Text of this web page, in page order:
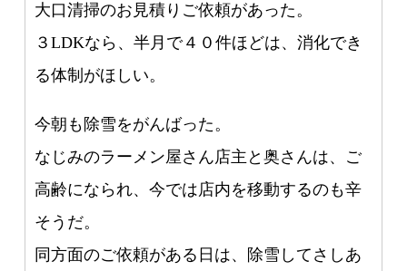
大口清掃のお見積りご依頼があった。
３LDKなら、半月で４０件ほどは、消化でき
る体制がほしい。
今朝も除雪をがんばった。
なじみのラーメン屋さん店主と奥さんは、ご
高齢になられ、今では店内を移動するのも辛
そうだ。
同方面のご依頼がある日は、除雪してさしあ